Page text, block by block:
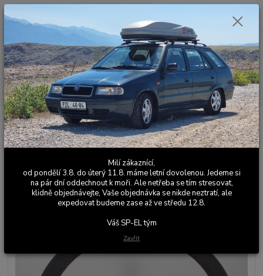
Menu
Hledat
Po - Pá 9:00 - 17:00
0,00 Kč
Úvod Kožené a látkové doplňky Škoda Felicia Volanty
Volant
Felicia Mystery - 4 ramenný - černá kůže, fialová nit
Volant Felicia Mystery - 4
ramenný - černá kůže, fialová nit
Milí zákaznící,
od pondělí 3.8. do úterý 11.8. máme letní dovolenou. Jedeme si
na pár dní oddechnout k moři. Ale netřeba se tím stresovat,
klidně objednávejte, Vaše objednávka se nikde neztratí, ale
expedovat budeme zase až ve středu 12.8.
Váš SP-EL tým
Zavřít